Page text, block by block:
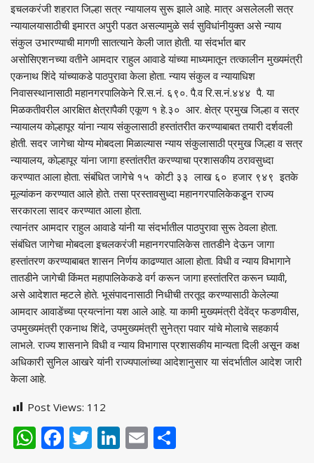
इचलकरंजी शहरात जिल्हा सत्र न्यायालय सुरू झाले आहे. मात्र असलेलली सत्र
न्यायालयासाठीची इमारत अपुरी पडत असल्यामुळे सर्व सुविधांनीयुक्त असे न्याय
संकुल उभारण्याची मागणी सातत्याने केली जात हाेती. या संदर्भात बार
असाेसिएशनच्या वतीने आमदार राहुल आवाडे यांच्या माध्यमातून तत्कालीन मुख्यमंत्री
एकनाथ शिंदे यांच्याकडे पाठपुरावा केला हाेता. न्याय संकुल व न्यायाधिश
निवासस्थानासाठी महानगरपालिकेने रि.स.नं. ६९०. पै.व रि.स.नं.४४४ पै. या
मिळकतीवरील आरक्षित क्षेत्रापैकी एकूण १ हे.३० आर. क्षेत्र प्रमुख जिल्हा व सत्र
न्यायालय काेल्हापूर यांना न्याय संकुलासाठी हस्तांतरीत करण्याबाबत तयारी दर्शवली
हाेती. सदर जागेचा याेग्य माेबदला मिळाल्यास न्याय संकुलासाठी प्रमुख जिल्हा व सत्र
न्यायालय, काेल्हापूर यांना जागा हस्तांतरीत करण्याचा प्रशासकीय ठरावसुध्दा
करण्यात आला हाेता. संबंधित जागेचे १५ काेटी ३३ लाख ६० हजार ९४९ इतके
मूल्यांकन करण्यात आले हाेते. तसा प्रस्तावसुध्दा महानगरपालिकेकडून राज्य
सरकारला सादर करण्यात आला हाेता.
त्यानंतर आमदार राहुल आवाडे यांनी या संदर्भातील पाठपुरावा सुरू ठेवला हाेता.
संबंधित जागेचा माेबदला इचलकरंजी महानगरपालिकेस तातडीने देऊन जागा
हस्तांतरण करण्याबाबत शासन निर्णय काढण्यात आला हाेता. विधी व न्याय विभागाने
तातडीने जागेची किंमत महापालिकेकडे वर्ग करून जागा हस्तांतरित करून घ्यावी,
असे आदेशात म्हटले हाेते. भूसंपादनासाठी निधीची तरतूद करण्यासाठी केलेल्या
आमदार आवाडेंच्या प्रयत्नांना यश आले आहे. या कामी मुख्यमंत्री देवेंद्र फडणवीस,
उपमुख्यमंत्री एकनाथ शिंदे, उपमुख्यमंत्री सुनेत्रा पवार यांचे माेलाचे सहकार्य
लाभले. राज्य शासनाने विधी व न्याय विभागास प्रशासकीय मान्यता दिली असून कक्ष
अधिकारी सुनिल आखरे यांनी राज्यपालांच्या आदेशानुसार या संदर्भातील आदेश जारी
केला आहे.
Post Views: 112
WhatsApp
Facebook
Twitter
LinkedIn
Email